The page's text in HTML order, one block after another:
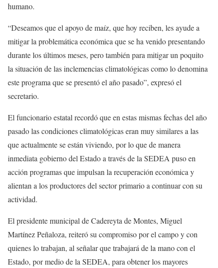
humano.
“Deseamos que el apoyo de maíz, que hoy reciben, les ayude a
mitigar la problemática económica que se ha venido presentando
durante los últimos meses, pero también para mitigar un poquito
la situación de las inclemencias climatológicas como lo denomina
este programa que se presentó el año pasado”, expresó el
secretario.
El funcionario estatal recordó que en estas mismas fechas del año
pasado las condiciones climatológicas eran muy similares a las
que actualmente se están viviendo, por lo que de manera
inmediata gobierno del Estado a través de la SEDEA puso en
acción programas que impulsan la recuperación económica y
alientan a los productores del sector primario a continuar con su
actividad.
El presidente municipal de Cadereyta de Montes, Miguel
Martínez Peñaloza, reiteró su compromiso por el campo y con
quienes lo trabajan, al señalar que trabajará de la mano con el
Estado, por medio de la SEDEA, para obtener los mayores